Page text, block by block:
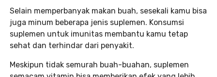
Selain memperbanyak makan buah, sesekali kamu bisa
juga minum beberapa jenis suplemen. Konsumsi
suplemen untuk imunitas membantu kamu tetap
sehat dan terhindar dari penyakit.
Meskipun tidak semurah buah-buahan, suplemen